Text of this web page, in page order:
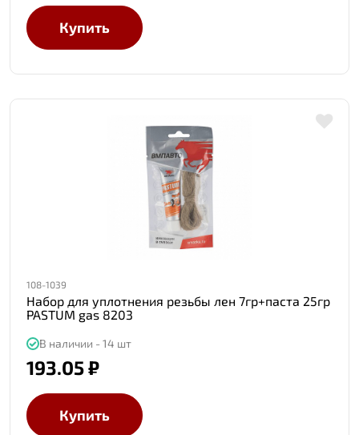
Купить
108-1039
Набор для уплотнения резьбы лен 7гр+паста 25гр
PASTUM gas 8203
В наличии - 14 шт
193.05 ₽
Купить